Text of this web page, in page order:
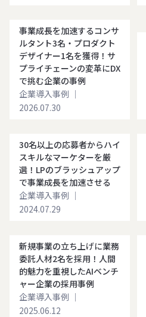
事業成長を加速するコンサ
ルタント3名・プロダクト
デザイナー1名を獲得！サ
プライチェーンの変革にDX
で挑む企業の事例
企業導入事例 ｜
2026.07.30
30名以上の応募者からハイ
スキルなマーケターを厳
選！LPのブラッシュアップ
で事業成長を加速させる
企業導入事例 ｜
2024.07.29
新規事業の立ち上げに業務
委託人材2名を採用！人間
的魅力を重視したAIベンチ
ャー企業の採用事例
企業導入事例 ｜
2025.06.12